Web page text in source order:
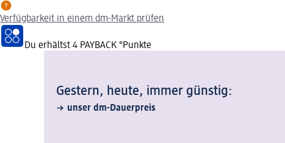
Verfügbarkeit in einem dm-Markt prüfen
Du erhältst 4 PAYBACK °Punkte
Gestern, heute, immer günstig:
unser dm-Dauerpreis